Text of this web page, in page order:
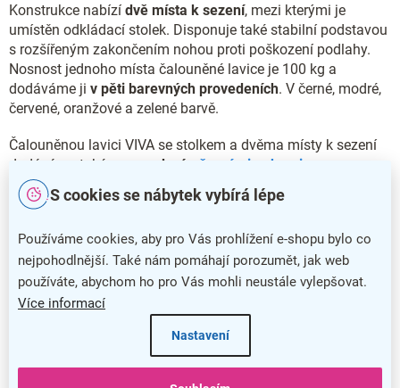
S cookies se nábytek vybírá lépe
Používáme cookies, aby pro Vás prohlížení e-shopu bylo co
nejpohodlnější. Také nám pomáhají porozumět, jak web
používáte, abychom ho pro Vás mohli neustále vylepšovat.
Více informací
Nastavení
Konstrukce nabízí dvě místa k sezení, mezi kterými je
umístěn odkládací stolek. Disponuje také stabilní podstavou
s rozšířeným zakončením nohou proti poškození podlahy.
Nosnost jednoho místa čalouněné lavice je 100 kg a
dodáváme ji v pěti barevných provedeních. V černé, modré,
červené, oranžové a zelené barvě.
Čalouněnou lavici VIVA se stolkem a dvěma místy k sezení
dodáváme také
v provedení s černými nohami
Hlavní přednosti čalouněné lavice VIVA
Čalouněná lavice VIVA nabízí široké spektrum využití
Stabilní konstrukce poskytuje dvě místa k sezení a stolek
Pohodlí a příjemný vzhled zajistí čalounění látkou
Doplňkové parametry